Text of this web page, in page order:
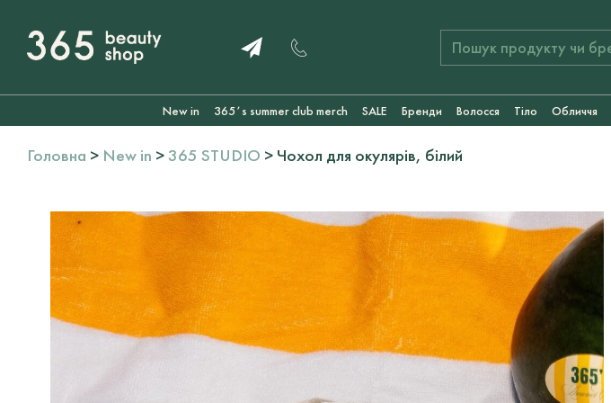
New in 365ʼs summer club merch SALE Бренди Волосся Тіло Обличчя
Головна > New in >365 STUDIO > Чохол для окулярів, білий